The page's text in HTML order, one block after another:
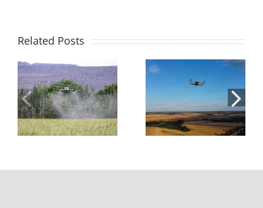
Related Posts
สอบใบอนุญาตบิน
โดรน 2026: ขั้น
ตอน ค่าใช้จ่าย
โดรนเพื่อ
การเกษตร: 7 ข้อดี
และประโยชน์ที่
ช่วยลดต้นทุนและ